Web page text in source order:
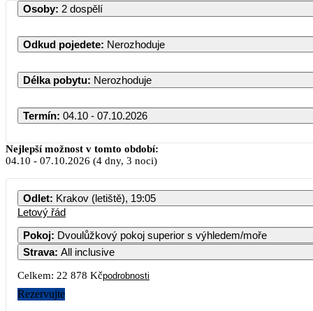
Osoby: 2 dospělí
Odkud pojedete: Nerozhoduje
Délka pobytu: Nerozhoduje
Termín: 04.10 - 07.10.2026
PO ÚT ST
Nejlepší možnost v tomto období:
04.10 - 07.10.2026 (4 dny, 3 noci)
Odlet: Krakov (letiště), 19:05
Letový řád
Pokoj: Dvoulůžkový pokoj superior s výhledem/moře
Strava: All inclusive
Celkem: 22 878 Kčpodrobnosti
Rezervujte